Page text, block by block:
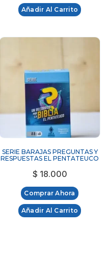
Añadir Al Carrito
SERIE BARAJAS PREGUNTAS Y
RESPUESTAS EL PENTATEUCO
$ 18.000
Comprar Ahora
Añadir Al Carrito